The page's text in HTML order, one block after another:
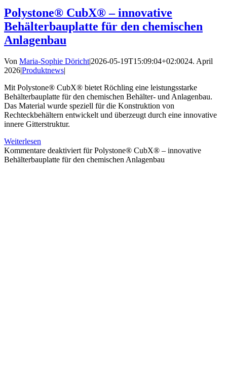
Polystone® CubX® – innovative
Behälterbauplatte für den chemischen
Anlagenbau
Von Maria-Sophie Döricht|2026-05-19T15:09:04+02:0024. April
2026|Produktnews|
Mit Polystone® CubX® bietet Röchling eine leistungsstarke
Behälterbauplatte für den chemischen Behälter- und Anlagenbau.
Das Material wurde speziell für die Konstruktion von
Rechteckbehältern entwickelt und überzeugt durch eine innovative
innere Gitterstruktur.
Weiterlesen
Kommentare deaktiviertfür Polystone® CubX® – innovative
Behälterbauplatte für den chemischen Anlagenbau